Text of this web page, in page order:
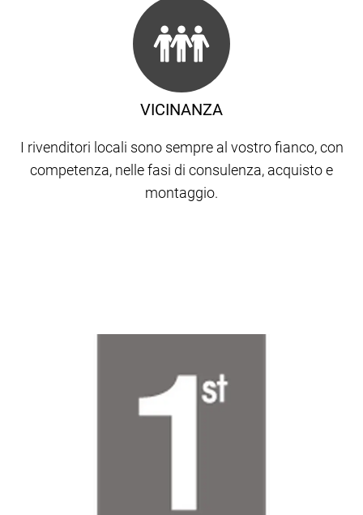
VICINANZA
I rivenditori locali sono sempre al vostro fianco, con
competenza, nelle fasi di consulenza, acquisto e
montaggio.